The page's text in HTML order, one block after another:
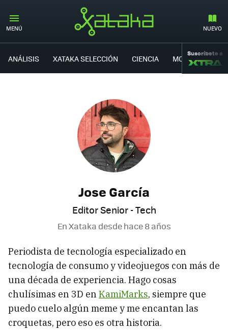
MENÚ NUEVO
ANÁLISIS XATAKA SELECCIÓN CIENCIA MOVILIDAD
Suscríbete a
Jose García
Editor Senior - Tech
En Xataka desdehace 8 años
Periodista de tecnología especializado en
tecnología de consumo y videojuegos con más de
una década de experiencia. Hago cosas
chulísimas en 3D en KamiMarks, siempre que
puedo cuelo algún meme y me encantan las
croquetas, pero eso es otra historia.